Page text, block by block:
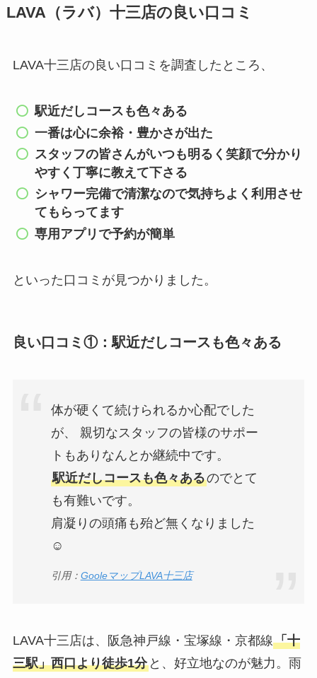
LAVA（ラバ）十三店の良い口コミ
LAVA十三店の良い口コミを調査したところ、
駅近だしコースも色々ある
一番は心に余裕・豊かさが出た
スタッフの皆さんがいつも明るく笑顔で分かり
やすく丁寧に教えて下さる
シャワー完備で清潔なので気持ちよく利用させ
てもらってます
専用アプリで予約が簡単
といった口コミが見つかりました。
良い口コミ①：駅近だしコースも色々ある
体が硬くて続けられるか心配でした
が、 親切なスタッフの皆様のサポー
トもありなんとか継続中です。
駅近だしコースも色々あるのでとて
も有難いです。
肩凝りの頭痛も殆ど無くなりました
☺
引用： GooleマップLAVA十三店
LAVA十三店は、阪急神戸線・宝塚線・京都線「十
三駅」西口より徒歩1分と、好立地なのが魅力。雨